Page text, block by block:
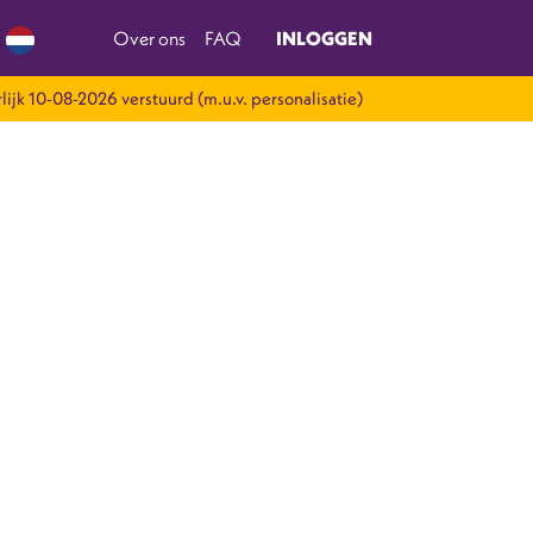
Over ons FAQ INLOGGEN
10-08-2026 verstuurd (m.u.v. personalisatie)